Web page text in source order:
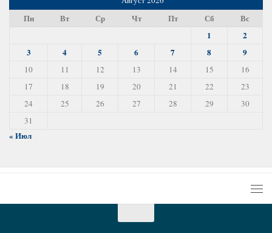
Пн Вт Ср Чт Пт Сб
Вс
1
2
3
4 5 6 7 8 9
10 11 12 13 14 15
16
17
18 19 20 21 22
23
24
25 26 27 28 29
30
31
« Июл